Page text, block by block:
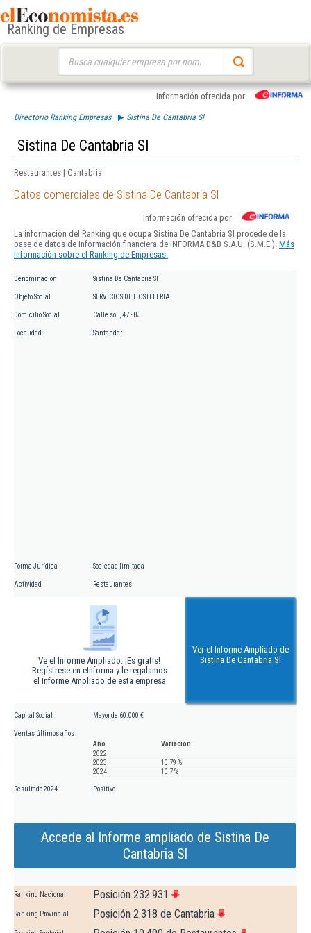
Ranking de Empresas
Información ofrecida por
Directorio Ranking Empresas Sistina De Cantabria Sl
Sistina De Cantabria Sl
Restaurantes | Cantabria
Datos comerciales de Sistina De Cantabria Sl
Información ofrecida por
La información del Ranking que ocupa Sistina De Cantabria Sl procede de la
base de datos de información financiera de INFORMA D&B S.A.U. (S.M.E.). Más
información sobre el Ranking de Empresas.
Denominación Sistina De Cantabria Sl
Objeto Social SERVICIOS DE HOSTELERIA.
Domicilio Social Calle sol , 47 - BJ
Localidad Santander
Forma Jurídica Sociedad limitada
Actividad Restaurantes
Ve el Informe Ampliado. ¡Es gratis!
Regístrese en eInforma y le regalamos
el Informe Ampliado de esta empresa
Ver el Informe Ampliado de
Sistina De Cantabria Sl
Capital Social Mayor de 60.000 €
Ventas últimos años
Año
Variación
2022
2023
10,79 %
2024
10,7 %
Resultado 2024 Positivo
Accede al Informe ampliado de Sistina De
Cantabria Sl
Ranking Nacional Posición 232.931
Ranking Provincial Posición 2.318 de Cantabria